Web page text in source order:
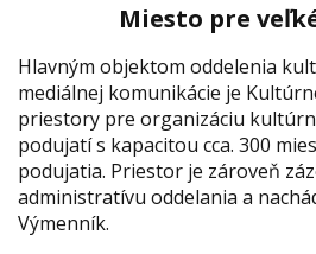
Miesto pre
Hlavným objektom oddelenia
mediálnej komunikácie je
priestory pre organizáciu
podujatí s kapacitou cca. 300
podujatia. Priestor je zároveň
administratívu oddelania a
Výmenník.